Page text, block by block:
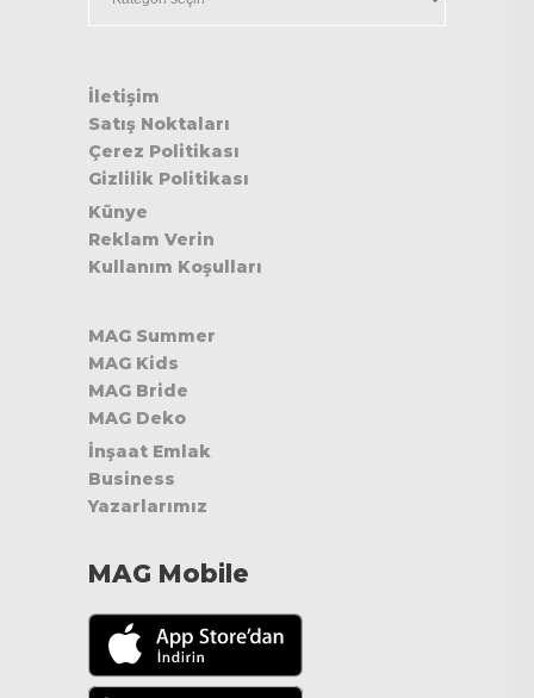
İletişim
Satış Noktaları
Çerez Politikası
Gizlilik Politikası
Künye
Reklam Verin
Kullanım Koşulları
MAG Summer
MAG Kids
MAG Bride
MAG Deko
İnşaat Emlak
Business
Yazarlarımız
MAG Mobile